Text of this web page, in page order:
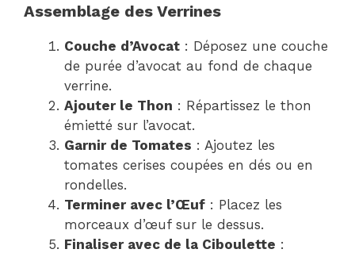
Assemblage des Verrines
Couche d’Avocat : Déposez une couche
de purée d’avocat au fond de chaque
verrine.
Ajouter le Thon : Répartissez le thon
émietté sur l’avocat.
Garnir de Tomates : Ajoutez les
tomates cerises coupées en dés ou en
rondelles.
Terminer avec l’Œuf : Placez les
morceaux d’œuf sur le dessus.
Finaliser avec de la Ciboulette :